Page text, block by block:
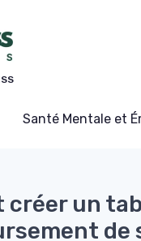
Santé Mentale et
créer un
de